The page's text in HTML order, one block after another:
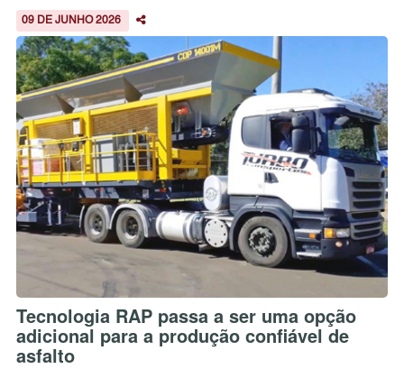
09 DE JUNHO 2026
Tecnologia RAP passa a ser uma opção
adicional para a produção confiável de
asfalto